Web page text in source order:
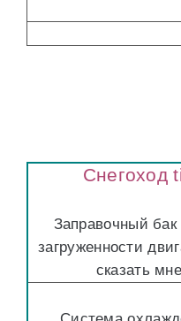
Снегоход
Заправочный
загруженности
сказать